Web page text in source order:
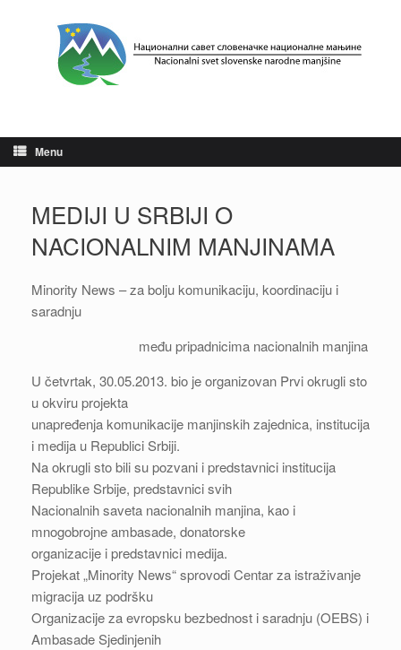
Menu
MEDIJI U SRBIJI O
NACIONALNIM MANJINAMA
Minority News – za bolju komunikaciju, koordinaciju i
saradnju
među pripadnicima nacionalnih manjina
U četvrtak, 30.05.2013. bio je organizovan Prvi okrugli sto
u okviru projekta
unapređenja komunikacije manjinskih zajednica, institucija
i medija u Republici Srbiji.
Na okrugli sto bili su pozvani i predstavnici institucija
Republike Srbije, predstavnici svih
Nacionalnih saveta nacionalnih manjina, kao i
mnogobrojne ambasade, donatorske
organizacije i predstavnici medija.
Projekat „Minority News“ sprovodi Centar za istraživanje
migracija uz podršku
Organizacije za evropsku bezbednost i saradnju (OEBS) i
Ambasade Sjedinjenih